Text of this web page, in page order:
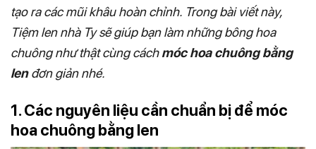
tạo ra các mũi khâu hoàn chỉnh. Trong bài viết này,
Tiệm len nhà Ty sẽ giúp bạn làm những bông hoa
chuông như thật cùng cáchmóc hoa chuông bằng
lenđơn giản nhé.
1. Các nguyên liệu cần chuẩn bị để móc
hoa chuông bằng len